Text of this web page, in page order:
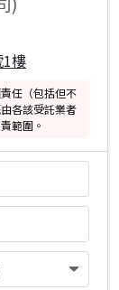
樓
任（包括但不
各該受託業者
範圍。